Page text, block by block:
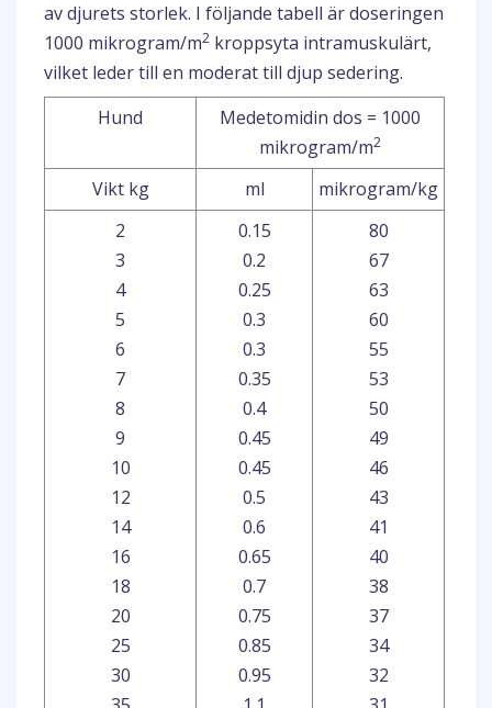
av djurets storlek. I följande tabell är doseringen
1000 mikrogram/m2 kroppsyta intramuskulärt,
vilket leder till en moderat till djup sedering.
Hund
Medetomidin dos = 1000
mikrogram/m2
Vikt kg ml
mikrogram/kg
2
3
4
5
6
7
8
9
10
12
14
16
18
20
25
30
0.15
0.2
0.25
0.3
0.3
0.35
0.4
0.45
0.45
0.5
0.6
0.65
0.7
0.75
0.85
0.95
80
67
63
60
55
53
50
49
46
43
41
40
38
37
34
32